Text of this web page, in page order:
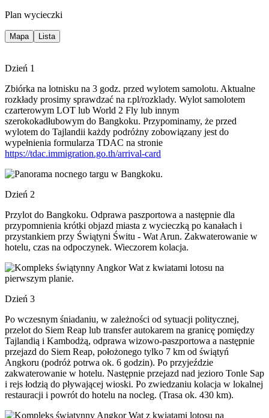
Plan wycieczki
Mapa Lista
Dzień 1
Zbiórka na lotnisku na 3 godz. przed wylotem samolotu. Aktualne
rozkłady prosimy sprawdzać na r.pl/rozklady. Wylot samolotem
czarterowym LOT lub World 2 Fly lub innym
szerokokadłubowym do Bangkoku. Przypominamy, że przed
wylotem do Tajlandii każdy podróżny zobowiązany jest do
wypełnienia formularza TDAC na stronie
https://tdac.immigration.go.th/arrival-card
Dzień 2
Przylot do Bangkoku. Odprawa paszportowa a następnie dla
przypomnienia krótki objazd miasta z wycieczką po kanałach i
przystankiem przy Świątyni Świtu - Wat Arun. Zakwaterowanie w
hotelu, czas na odpoczynek. Wieczorem kolacja.
Dzień 3
Po wczesnym śniadaniu, w zależności od sytuacji politycznej,
przelot do Siem Reap lub transfer autokarem na granicę pomiędzy
Tajlandią i Kambodżą, odprawa wizowo-paszportowa a następnie
przejazd do Siem Reap, położonego tylko 7 km od świątyń
Angkoru (podróż potrwa ok. 6 godzin). Po przyjeździe
zakwaterowanie w hotelu. Następnie przejazd nad jezioro Tonle Sap
i rejs łodzią do pływającej wioski. Po zwiedzaniu kolacja w lokalnej
restauracji i powrót do hotelu na nocleg. (Trasa ok. 430 km).